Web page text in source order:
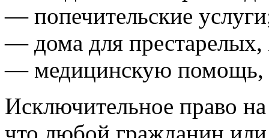
— попечительские
— дома для престарелых,
— медицинскую помощь,
Исключительное право на
что любой гражданин или